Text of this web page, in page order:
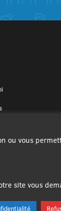
ou vous
site vous